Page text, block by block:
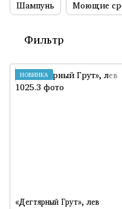
Шампунь
Моющие
Фильтр
НОВИНКА
«Дегтярный Грут», лев